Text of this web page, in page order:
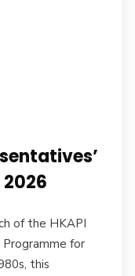
of the HKAPI
for
this